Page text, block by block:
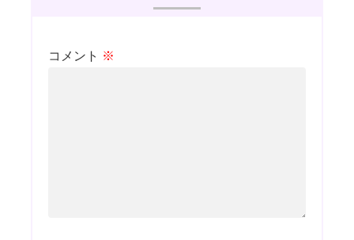
コメント ※